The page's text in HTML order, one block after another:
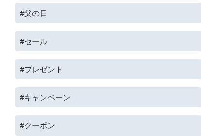
#父の日
#セール
#プレゼント
#キャンペーン
#クーポン